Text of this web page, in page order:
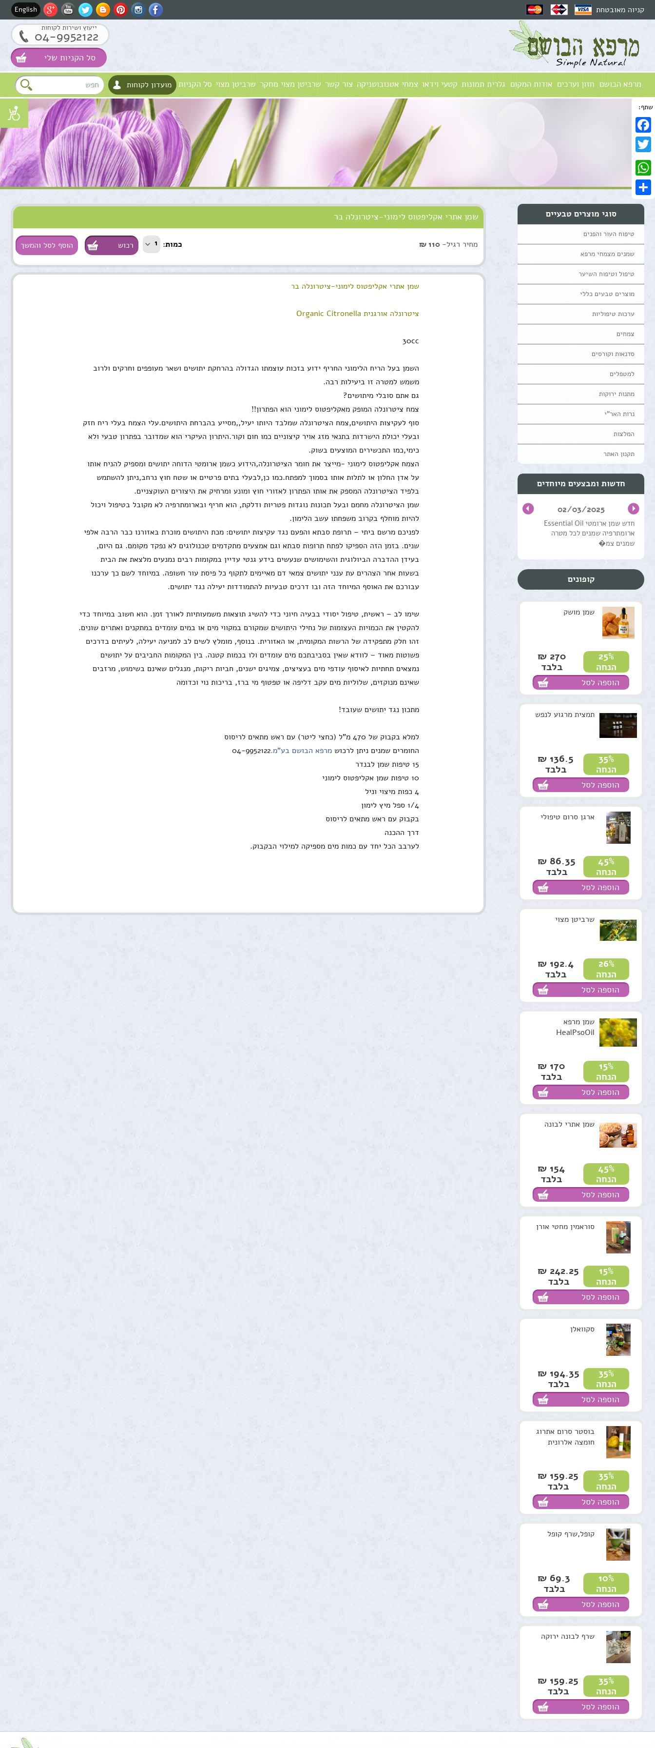
שתף:
Facebook
Twitter
WhatsApp
Share
English קניוה מאובטחת
ייעוץ ושירות לקוחות
04-9952122
סל הקניות שלי
מרפא הבושם חזון וערכים אודות המקום גלרית תמונות קטעי וידאו צמחי אטנובוטניקה צור קשר שרביטן מצוי מחקר שרביטן מצוי סל הקניות מועדון לקוחות
דוא"ל
טלפון
שמן אתרי אקליפטוס לימוני-ציטרונלה בר
מחיר רגיל- 110 ₪ כמות: 1 הוסף לסל והמשך
שמן אתרי אקליפטוס לימוני-ציטרונלה בר
ציטרונלה אורגנית Organic Citronella
30cc
עבורכם את האוסף המיוחד הזה ובו דרכים טבעיות להתמודדות יעילה נגד יתושים.
שאינם מנוקזים, שלוליות מים עקב דליפה או טפטוף מי ברז, בריכות נוי וכדומה
מתכון נגד יתושים שעובד!
החומרים שמנים ניתן לרכוש מרפא הבושם בע"מ.
לערבב הכל יחד עם כמות מים מספיקה למילוי הבקבוק.
סוגי מוצרים טבעיים
טיפוח העור והפנים
שמנים מצמחי מרפא
טיפול וטיפוח השיער
מוצרים טבעים כללי
ערכות טיפוליות
צמחים
סדנאות וקורסים
למטפלים
מתנות ירוקות
נרות האר"י
המלצות
תקנון האתר
חדשות ומבצעים מיוחדים
02/03/2025
חדש שמן ארומטי Essential Oil
ארומתרפיה שמנים לכל מטרה
שמנים צמ�
קופונים
שמן מושק
25%
הנחה
270 ₪
בלבד
הוספה לסל
תמצית מרגוע לנפש
35%
הנחה
136.5 ₪
בלבד
הוספה לסל
ארגן סרום טיפולי
45%
הנחה
86.35 ₪
בלבד
הוספה לסל
שרביטן מצוי
26%
הנחה
192.4 ₪
בלבד
הוספה לסל
שמן מרפא
HealPsoOil
15%
הנחה
170 ₪
בלבד
הוספה לסל
שמן אתרי לבונה
45%
הנחה
154 ₪
בלבד
הוספה לסל
סוראמין מחטי אורן
15%
הנחה
242.25 ₪
בלבד
הוספה לסל
סקוואלן
35%
הנחה
194.35 ₪
בלבד
הוספה לסל
בוסטר סרום אתרוג
חומצה אלרונית
35%
הנחה
159.25 ₪
בלבד
הוספה לסל
קופל,שרף קופל
10%
הנחה
69.3 ₪
בלבד
הוספה לסל
שרף לבונה ירוקה
35%
הנחה
159.25 ₪
בלבד
הוספה לסל